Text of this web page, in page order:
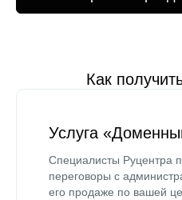
Как
Услуга
Специалисты Руцентра
переговоры с
его продаже по вашей